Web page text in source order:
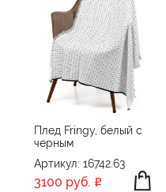
Плед Fringy, белый с
черным
Артикул: 16742.63
3100 руб.